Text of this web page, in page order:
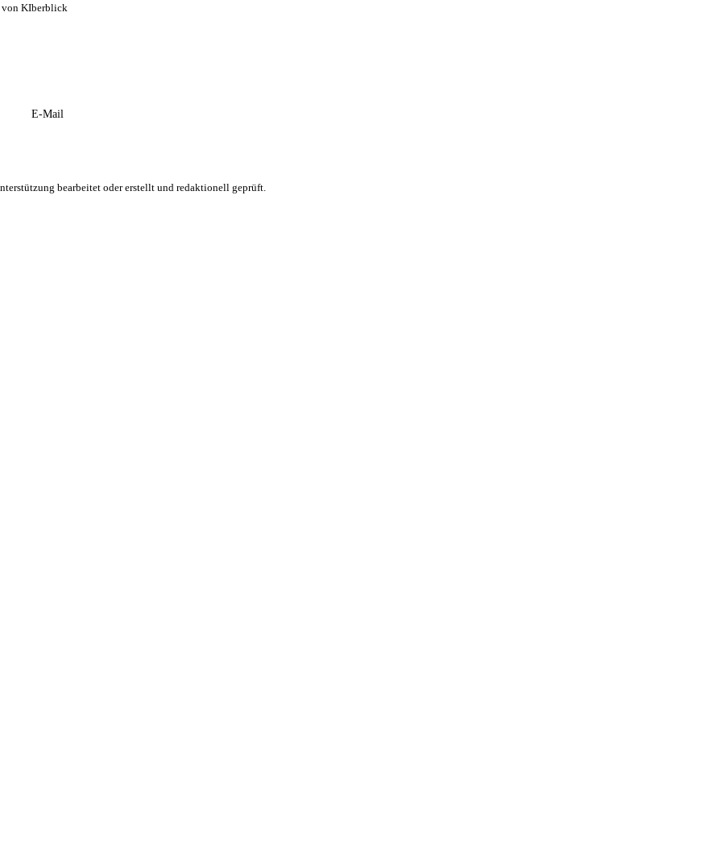
von KIberblick
E-Mail
bearbeitet oder erstellt und redaktionell geprüft.